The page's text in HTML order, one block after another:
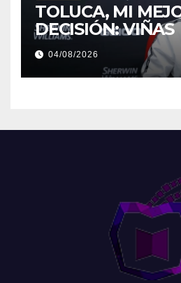
TOLUCA, MI
DECISIÓN: VIÑAS
04/08/2026